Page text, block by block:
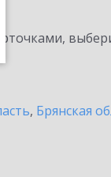
, Брянская